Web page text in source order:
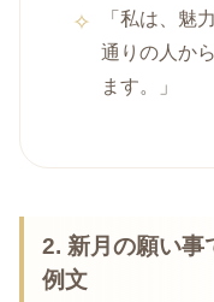
「私は、魅
通りの人か
ます。」
2. 新月の願い事
例文